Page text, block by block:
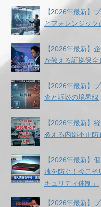
【2026年最新】
とフォレンジック
【2026年最新】
が教える証拠保全
【2026年最新】
査と訴訟の境界線
【2026年最新】
教える内部不正防
【2026年最新】
洩を防ぐ！今こそ
キュリティ体制」
【2026年最新】